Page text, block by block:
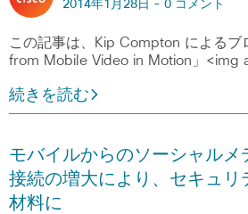
2014年1月28日 - 0 コメント
この記事は、Kip Compton による
from Mobile Video in Motion」
続きを読む
モバイルからのソーシャルメ
接続の増大により、セキュリ
材料に